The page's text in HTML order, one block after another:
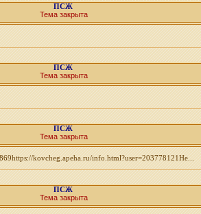
ПСЖ
Тема закрыта
ПСЖ
Тема закрыта
ПСЖ
Тема закрыта
kovcheg.apeha.ru/info.html?user=203778121Не...
ПСЖ
Тема закрыта